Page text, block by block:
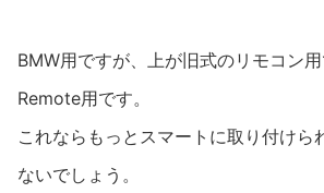
BMW用ですが、上が旧式のリモコン
Remote用です。
これならもっとスマートに取り付けら
ないでしょう。